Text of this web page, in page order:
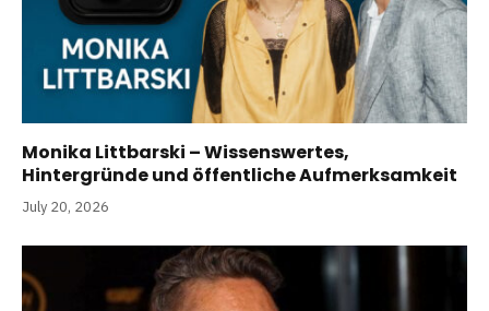
Monika Littbarski – Wissenswertes,
Hintergründe und öffentliche Aufmerksamkeit
July 20, 2026